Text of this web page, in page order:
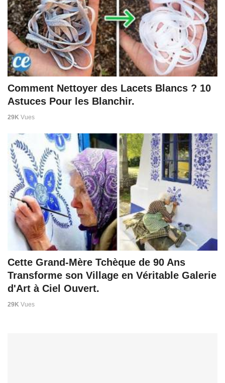
Comment Nettoyer des Lacets Blancs ? 10
Astuces Pour les Blanchir.
29K Vues
Cette Grand-Mère Tchèque de 90 Ans
Transforme son Village en Véritable Galerie
d'Art à Ciel Ouvert.
29K Vues